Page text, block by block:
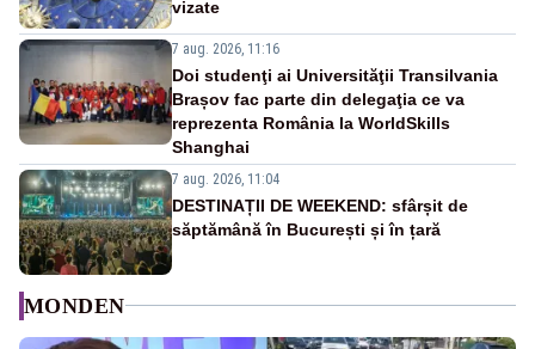
vizate
7 aug. 2026, 11:16
Doi studenţi ai Universităţii Transilvania
Brașov fac parte din delegaţia ce va
reprezenta România la WorldSkills
Shanghai
7 aug. 2026, 11:04
DESTINAȚII DE WEEKEND: sfârșit de
săptămână în București și în țară
MONDEN